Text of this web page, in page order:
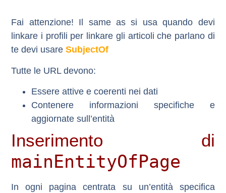
Fai attenzione! Il same as si usa quando devi
linkare i profili per linkare gli articoli che parlano di
te devi usareSubjectOf
Tutte le URL devono:
Essere attive e coerenti nei dati
Contenere informazioni specifiche e
aggiornate sull’entità
Inserimento di
mainEntityOfPage
In ogni pagina centrata su un’entità specifica